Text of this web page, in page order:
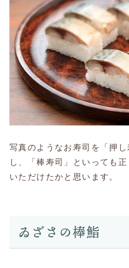
写真のようなお寿司を「押
し、「棒寿司」といっても
いただけたかと思います。
ゐざさの棒鮨